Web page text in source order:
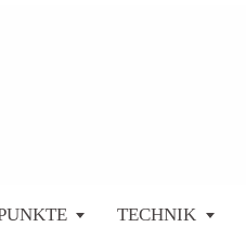
TECHNIK